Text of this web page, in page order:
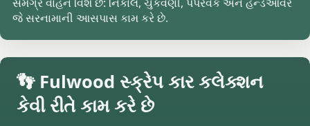
જે સરનામાની આસપાસ કામ કરે છે.
👣 Fulwood સ્ક્રેપ કાર કલેક્શન
કેવી રીતે કામ કરે છે